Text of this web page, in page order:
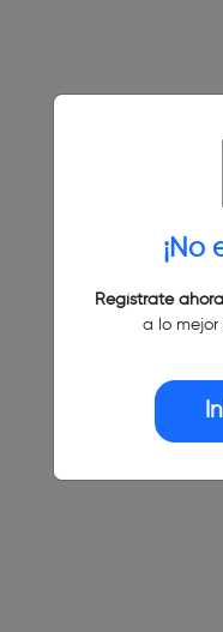
¡No
Regístrate ahora
a lo mejor